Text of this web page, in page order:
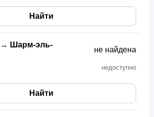
Найти
→ Шарм-эль-
недоступно
не найдена
Найти